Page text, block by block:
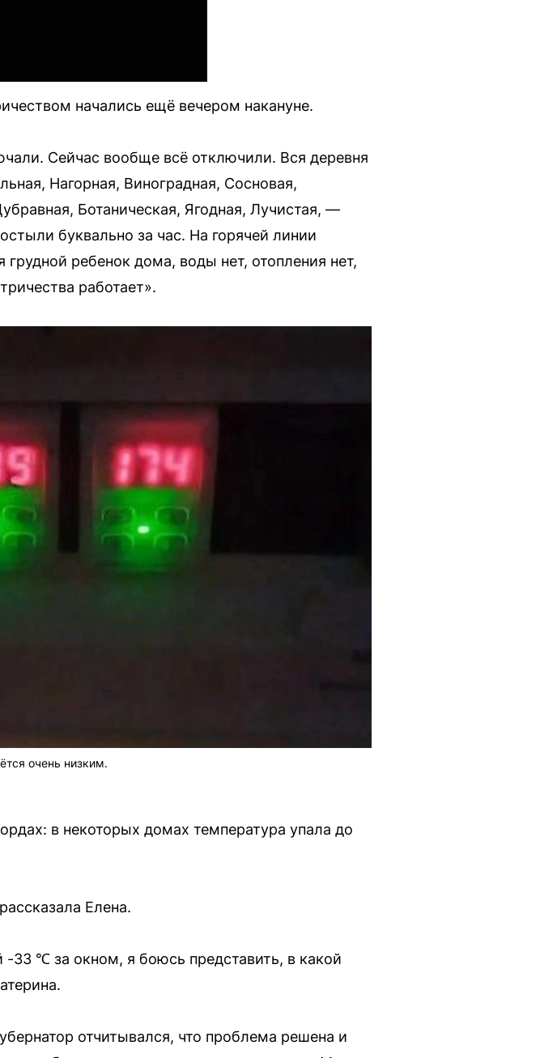
начались ещё вечером накануне.
Сейчас вообще всё отключили. Вся деревня
Нагорная, Виноградная, Сосновая,
Ботаническая, Ягодная, Лучистая, —
буквально за час. На горячей линии
грудной ребенок дома, воды нет, отопления нет,
работает».
очень низким.
в некоторых домах температура упала до
Елена.
33 ℃ за окном, я боюсь представить, в какой
отчитывался, что проблема решена и